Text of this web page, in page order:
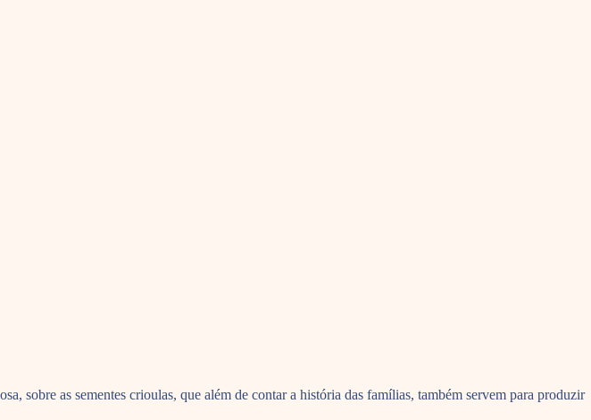
sobre as sementes crioulas, que além de contar a história das famílias, também servem para produzir